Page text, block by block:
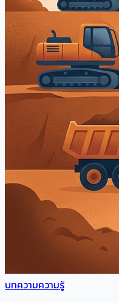
บทความความรู้